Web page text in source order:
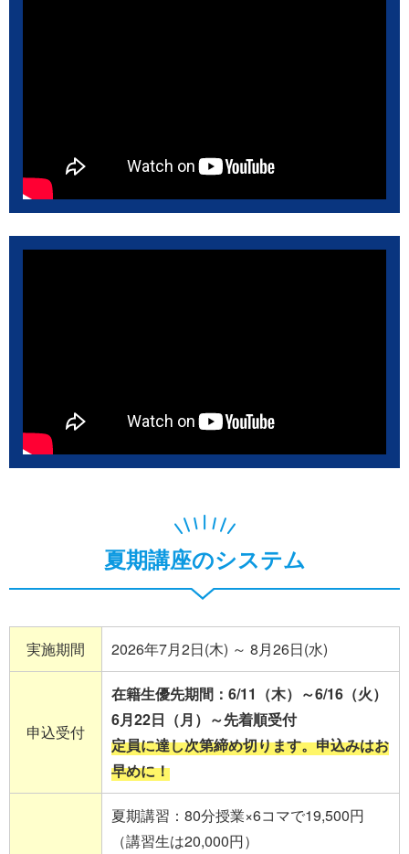
夏期講座のシステム
実施期間 2026年7月2日(木) ～ 8月26日(水)
申込受付
在籍生優先期間：6/11（木）～6/16（火）
6月22日（月）～先着順受付
定員に達し次第締め切ります。申込みはお
早めに！
夏期講習：80分授業×6コマで19,500円
（講習生は20,000円）